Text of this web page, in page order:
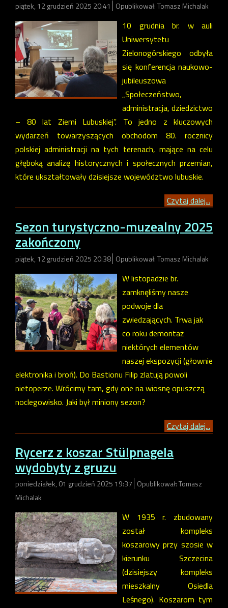
piątek, 12 grudzień 2025 20:41 Opublikował: Tomasz Michalak
10 grudnia br. w auli
Uniwersytetu
Zielonogórskiego odbyła
się konferencja naukowo-
jubileuszowa
„Społeczeństwo,
administracja, dziedzictwo
– 80 lat Ziemi Lubuskiej”. To jedno z kluczowych
wydarzeń towarzyszących obchodom 80. rocznicy
polskiej administracji na tych terenach, mające na celu
głęboką analizę historycznych i społecznych przemian,
które ukształtowały dzisiejsze województwo lubuskie.
Czytaj dalej...
Sezon turystyczno-muzealny 2025
zakończony
piątek, 12 grudzień 2025 20:38 Opublikował: Tomasz Michalak
W listopadzie br.
zamknęliśmy nasze
podwoje dla
zwiedzających. Trwa jak
co roku demontaż
niektórych elementów
naszej ekspozycji (głownie
elektronika i broń). Do Bastionu Filip zlatują powoli
nietoperze. Wrócimy tam, gdy one na wiosnę opuszczą
noclegowisko. Jaki był miniony sezon?
Czytaj dalej...
Rycerz z koszar Stülpnagela
wydobyty z gruzu
poniedziałek, 01 grudzień 2025 19:37 Opublikował: Tomasz
Michalak
W 1935 r. zbudowany
został kompleks
koszarowy przy szosie w
kierunku Szczecina
(dzisiejszy kompleks
mieszkalny Osiedla
Leśnego). Koszarom tym